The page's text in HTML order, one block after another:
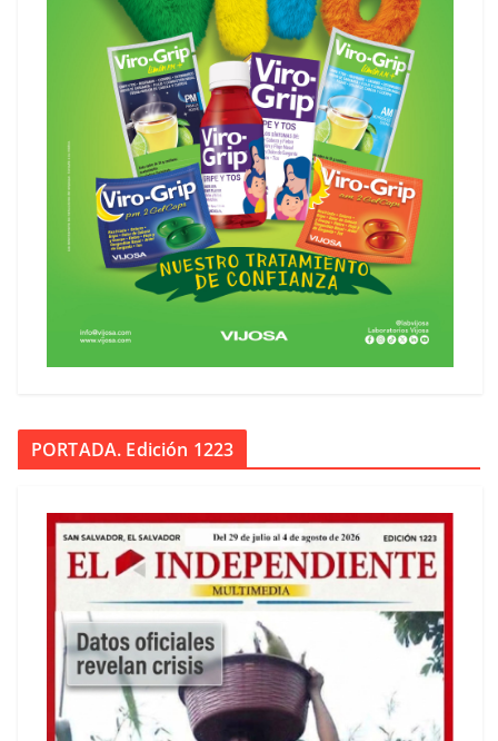
PORTADA. Edición 1223